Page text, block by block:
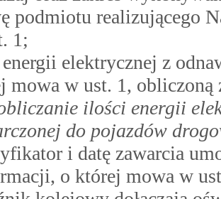
podmiotu realizującego
1;
elektrycznej z
mowa w ust. 1,
ilości energii
do pojazdów
i datę zawarcia
o której mowa w